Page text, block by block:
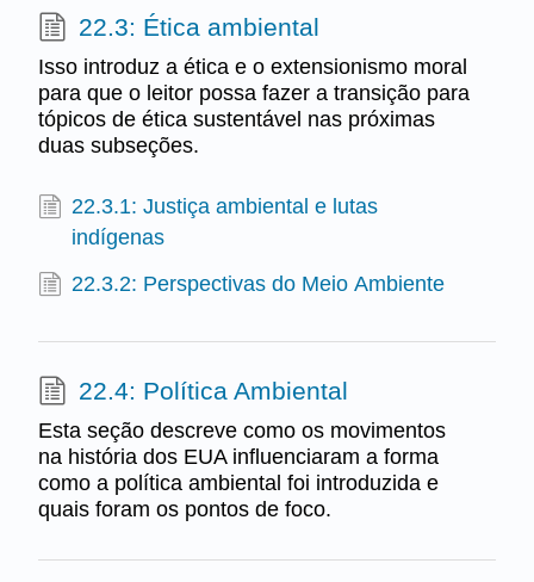
22.3: Ética ambiental
Isso introduz a ética e o extensionismo moral
para que o leitor possa fazer a transição para
tópicos de ética sustentável nas próximas
duas subseções.
22.3.1: Justiça ambiental e lutas
indígenas
22.3.2: Perspectivas do Meio Ambiente
22.4: Política Ambiental
Esta seção descreve como os movimentos
na história dos EUA influenciaram a forma
como a política ambiental foi introduzida e
quais foram os pontos de foco.